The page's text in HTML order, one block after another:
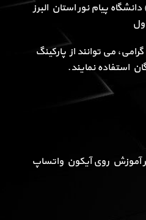
پیام نور استان البرز
می توانند از پارکینگ
استفاده نمایند.
آموزش روی آیکون واتساپ